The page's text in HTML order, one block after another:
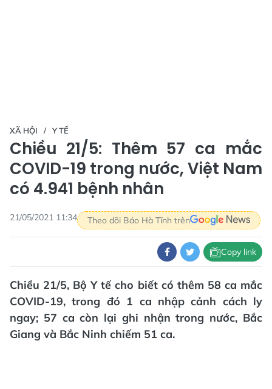
XÃ HỘI Y TẾ
Chiều 21/5: Thêm 57 ca mắc
COVID-19 trong nước, Việt Nam
có 4.941 bệnh nhân
21/05/2021 11:34 Theo dõi Báo Hà Tĩnh trên
Copy link
Chiều 21/5, Bộ Y tế cho biết có thêm 58 ca mắc
COVID-19, trong đó 1 ca nhập cảnh cách ly
ngay; 57 ca còn lại ghi nhận trong nước, Bắc
Giang và Bắc Ninh chiếm 51 ca.